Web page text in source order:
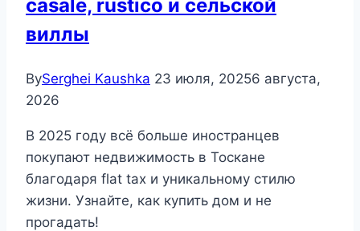
casale, rustico и сельской
виллы
BySerghei Kaushka 23 июля, 20256 августа,
2026
В 2025 году всё больше иностранцев
покупают недвижимость в Тоскане
благодаря flat tax и уникальному стилю
жизни. Узнайте, как купить дом и не
прогадать!